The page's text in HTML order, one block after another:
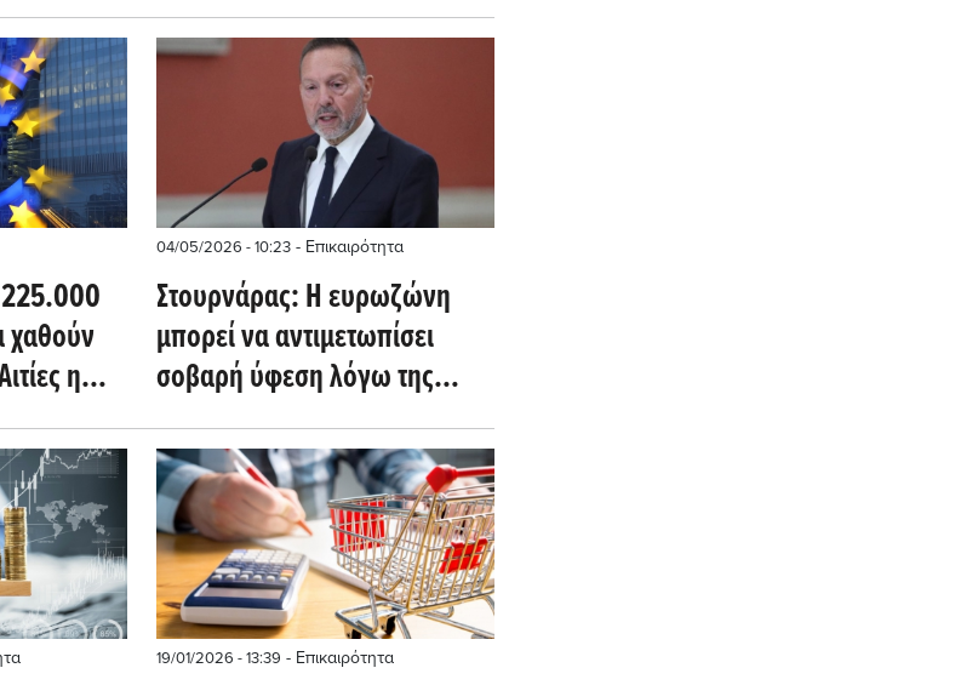
χαθούν
η
το
των
04/05/2026 - 10:23- Επικαιρότητα
Στουρνάρας: Η ευρωζώνη
μπορεί να αντιμετωπίσει
σοβαρή ύφεση λόγω της
κατάστασης στη Μ. Ανατολή
19/01/2026 - 13:39 - Επικαιρότητα